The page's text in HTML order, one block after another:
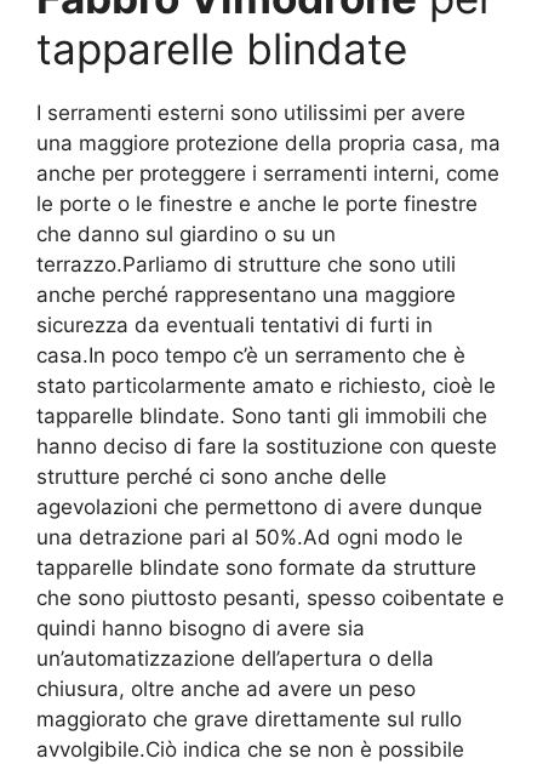
tapparelle blindate
I serramenti esterni sono utilissimi per avere
una maggiore protezione della propria casa, ma
anche per proteggere i serramenti interni, come
le porte o le finestre e anche le porte finestre
che danno sul giardino o su un
terrazzo.Parliamo di strutture che sono utili
anche perché rappresentano una maggiore
sicurezza da eventuali tentativi di furti in
casa.In poco tempo c’è un serramento che è
stato particolarmente amato e richiesto, cioè le
tapparelle blindate. Sono tanti gli immobili che
hanno deciso di fare la sostituzione con queste
strutture perché ci sono anche delle
agevolazioni che permettono di avere dunque
una detrazione pari al 50%.Ad ogni modo le
tapparelle blindate sono formate da strutture
che sono piuttosto pesanti, spesso coibentate e
quindi hanno bisogno di avere sia
un’automatizzazione dell’apertura o della
chiusura, oltre anche ad avere un peso
maggiorato che grave direttamente sul rullo
avvolgibile.Ciò indica che se non è possibile